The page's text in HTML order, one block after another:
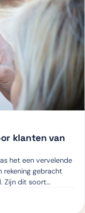
klanten van
het een vervelende
rekening gebracht
Zijn dit soort